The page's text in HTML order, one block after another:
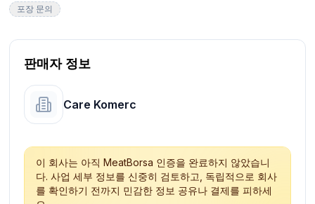
포장 문의
판매자 정보
Care Komerc
이 회사는 아직 MeatBorsa 인증을 완료하지 않았습니
다. 사업 세부 정보를 신중히 검토하고, 독립적으로 회사
를 확인하기 전까지 민감한 정보 공유나 결제를 피하세